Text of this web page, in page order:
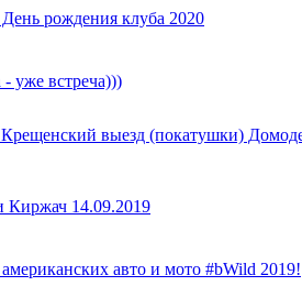
рождения клуба 2020
- уже встреча)))
Крещенский выезд (покатушки)
Киржач 14.09.2019
авто и мото #bWild 2019!